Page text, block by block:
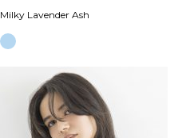
Milky Lavender Ash